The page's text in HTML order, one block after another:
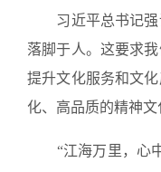
习近平总书记强
落脚于人。这要求
提升文化服务和文
化、高品质的精神文
“江海万里，心中